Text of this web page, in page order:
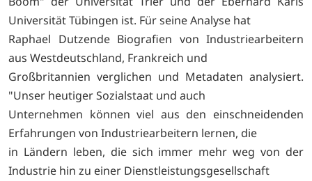
Universität Tübingen ist. Für seine Analyse hat
Raphael Dutzende Biografien von Industriearbeitern
aus Westdeutschland, Frankreich und
Großbritannien verglichen und Metadaten analysiert.
"Unser heutiger Sozialstaat und auch
Unternehmen können viel aus den einschneidenden
Erfahrungen von Industriearbeitern lernen, die
in Ländern leben, die sich immer mehr weg von der
Industrie hin zu einer Dienstleistungsgesellschaft